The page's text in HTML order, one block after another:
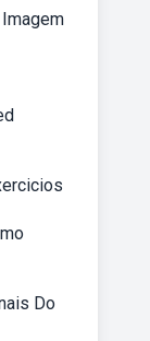
Do